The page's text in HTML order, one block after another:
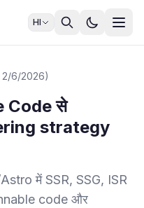
HI
2/6/2026)
Code से
strategy
में SSR, SSG, ISR
code और